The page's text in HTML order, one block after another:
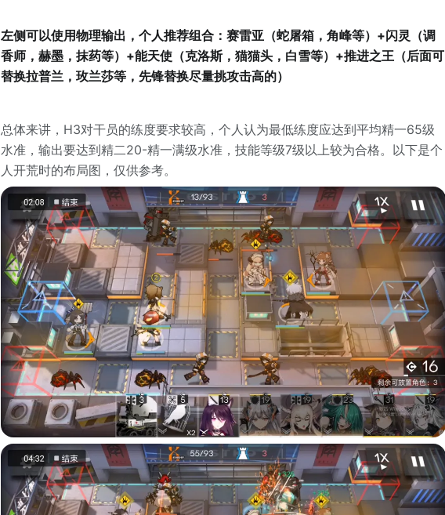
左侧可以使用物理输出，个人推荐组合：赛雷亚（蛇屠箱，角峰等）+闪灵（调
香师，赫墨，抹药等）+能天使（克洛斯，猫猫头，白雪等）+推进之王（后面可
替换拉普兰，玫兰莎等，先锋替换尽量挑攻击高的）
总体来讲，H3对干员的练度要求较高，个人认为最低练度应达到平均精一65级
水准，输出要达到精二20-精一满级水准，技能等级7级以上较为合格。以下是个
人开荒时的布局图，仅供参考。